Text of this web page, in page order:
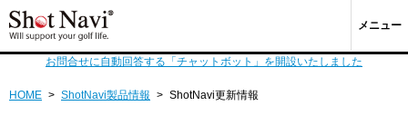
メニュー
お問合せに自動回答する「チャットボット」を開設いたしました
HOME > ShotNavi製品情報 > ShotNavi更新情報